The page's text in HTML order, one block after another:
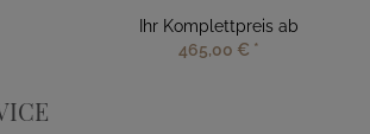
Ihr Komplettpreis ab
465,00 € *